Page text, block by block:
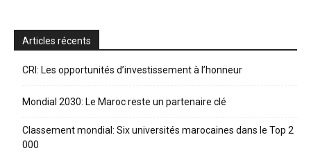
Articles récents
CRI: Les opportunités d’investissement à l’honneur
Mondial 2030: Le Maroc reste un partenaire clé
Classement mondial: Six universités marocaines dans le Top 2
000